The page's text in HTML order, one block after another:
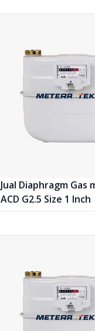
Jual Diaphragm
ACD G2.5 Size 1 Inch